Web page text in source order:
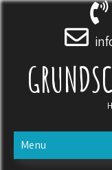
Skip
Menu